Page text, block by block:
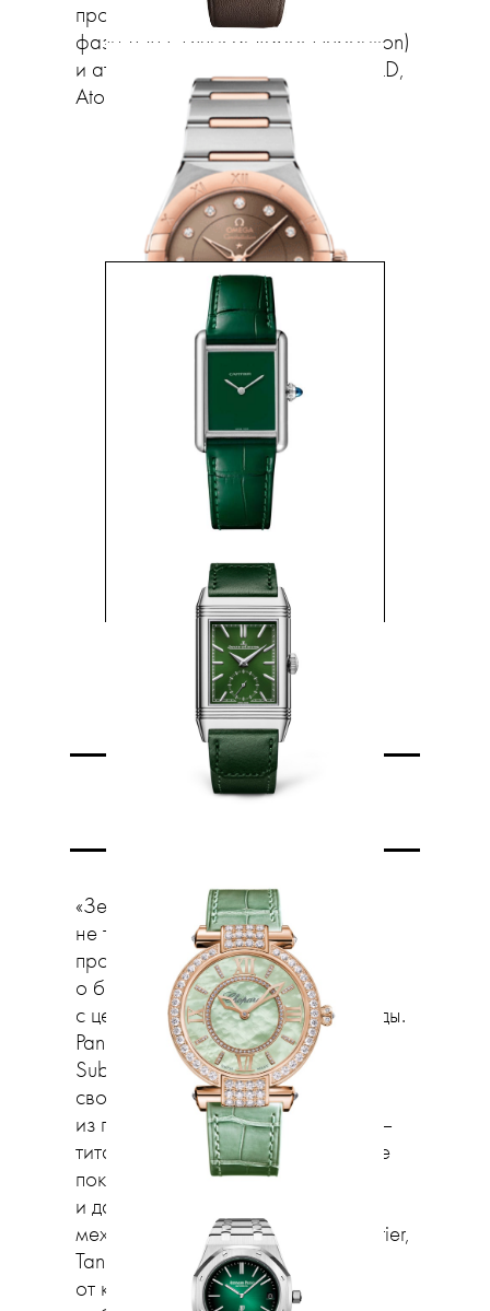
процессы осаждения из газовой
фазы (PVD, Physical Vapor Deposition)
и атомно-слоевого осаждения (ALD,
Atomic Layer Deposition).
Час Земли
«Зеленый» тренд проявляется
не только в цвете. Все больше
производителей задумываются
о безопасности производства
с целью защиты окружающей среды.
Panerai объявили о запуске часов
Submersible, которые на 98,5%
своего веса состоят из вторсырья:
из переработанных материалов —
титановый сплав, люминесцентное
покрытие, пластиковый ремешок
и даже кремниевые детали
механизма. Одна из новинок Cartier,
Tank Must, неотличима
от классического «танка», однако